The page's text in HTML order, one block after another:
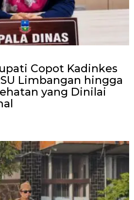
Copot Kadinkes
Limbangan hingga
yang Dinilai